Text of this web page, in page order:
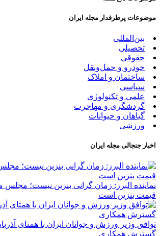
موضوعات پرطرفدار مجله ایران
بین‌المللی
تحصیلی
حقوقی
خودرو و حمل‌و‌نقل
ساختمان و املاک
سیاسی
علمی و تکنولوژی
گردشگری و مهاجرت
گیاهان و حیوانات
ورزشی
اخبار جنجالی مجله ایران
نماینده البرز: زمان گرانی بنزین نیست؛
قیمت بنزین است
توافق وزیر ورزش و جوانان ایران با همتای
گسترش همکاری